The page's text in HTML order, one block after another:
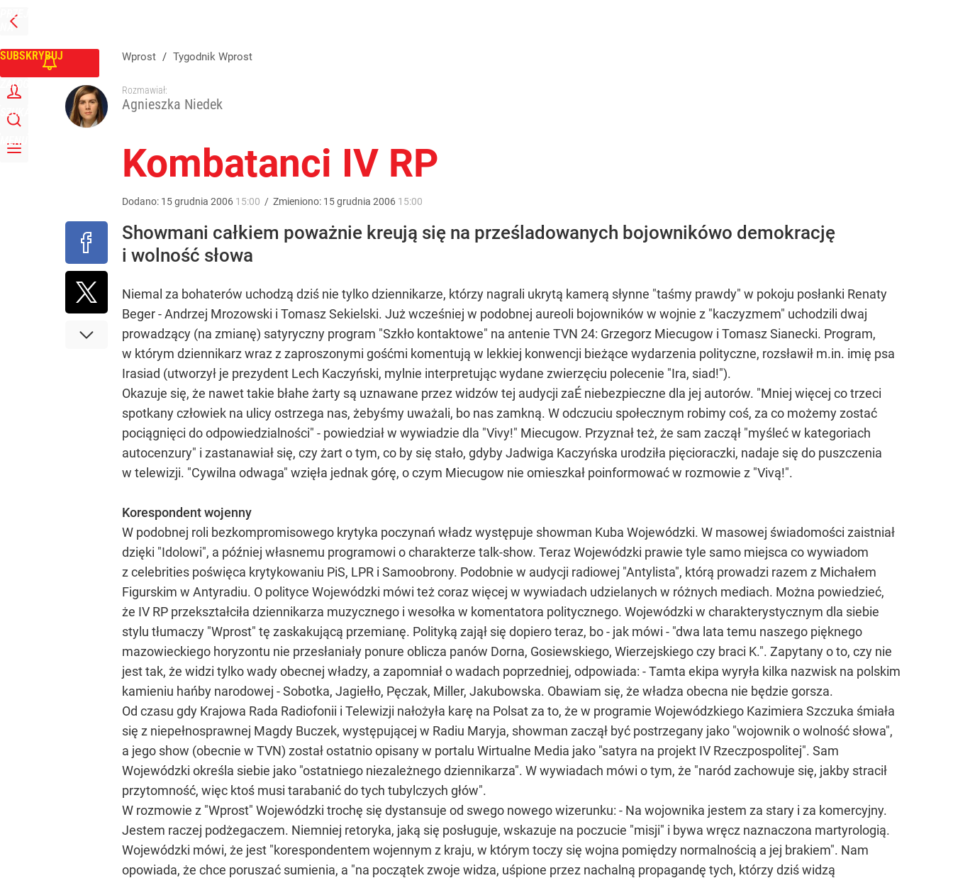
PRZEJDŹ
NA
GŁÓWNĄ
SUBSKRYBUJ
ZALOGUJ
SZUKAJ
MENU
Wprost / Tygodnik Wprost
Rozmawiał:
Agnieszka Niedek
Kombatanci IV RP
Dodano: 15grudnia 2006 15:00 / Zmieniono: 15grudnia 2006 15:00
Showmani całkiem poważnie kreują się na prześladowanych bojownikówo demokrację
i wolność słowa
Niemal za bohaterów uchodzą dziś nie tylko dziennikarze, którzy nagrali ukrytą kamerą słynne "taśmy prawdy" w pokoju posłanki Renaty
Beger - Andrzej Mrozowski i Tomasz Sekielski. Już wcześniej w podobnej aureoli bojowników w wojnie z "kaczyzmem" uchodzili dwaj
prowadzący (na zmianę) satyryczny program "Szkło kontaktowe" na antenie TVN 24: Grzegorz Miecugow i Tomasz Sianecki. Program,
w którym dziennikarz wraz z zaproszonymi gośćmi komentują w lekkiej konwencji bieżące wydarzenia polityczne, rozsławił m.in. imię psa
Irasiad (utworzył je prezydent Lech Kaczyński, mylnie interpretując wydane zwierzęciu polecenie "Ira, siad!").
Okazuje się, że nawet takie błahe żarty są uznawane przez widzów tej audycji zaÉ niebezpieczne dla jej autorów. "Mniej więcej co trzeci
spotkany człowiek na ulicy ostrzega nas, żebyśmy uważali, bo nas zamkną. W odczuciu społecznym robimy coś, za co możemy zostać
pociągnięci do odpowiedzialności" - powiedział w wywiadzie dla "Vivy!" Miecugow. Przyznał też, że sam zaczął "myśleć w kategoriach
autocenzury" i zastanawiał się, czy żart o tym, co by się stało, gdyby Jadwiga Kaczyńska urodziła pięcioraczki, nadaje się do puszczenia
w telewizji. "Cywilna odwaga" wzięła jednak górę, o czym Miecugow nie omieszkał poinformować w rozmowie z "Vivą!".
Korespondent wojenny
W podobnej roli bezkompromisowego krytyka poczynań władz występuje showman Kuba Wojewódzki. W masowej świadomości zaistniał
dzięki "Idolowi", a później własnemu programowi o charakterze talk-show. Teraz Wojewódzki prawie tyle samo miejsca co wywiadom
z celebrities poświęca krytykowaniu PiS, LPR i Samoobrony. Podobnie w audycji radiowej "Antylista", którą prowadzi razem z Michałem
Figurskim w Antyradiu. O polityce Wojewódzki mówi też coraz więcej w wywiadach udzielanych w różnych mediach. Można powiedzieć,
że IV RP przekształciła dziennikarza muzycznego i wesołka w komentatora politycznego. Wojewódzki w charakterystycznym dla siebie
stylu tłumaczy "Wprost" tę zaskakującą przemianę. Polityką zajął się dopiero teraz, bo - jak mówi - "dwa lata temu naszego pięknego
mazowieckiego horyzontu nie przesłaniały ponure oblicza panów Dorna, Gosiewskiego, Wierzejskiego czy braci K.". Zapytany o to, czy nie
jest tak, że widzi tylko wady obecnej władzy, a zapomniał o wadach poprzedniej, odpowiada: - Tamta ekipa wyryła kilka nazwisk na polskim
kamieniu hańby narodowej - Sobotka, Jagiełło, Pęczak, Miller, Jakubowska. Obawiam się, że władza obecna nie będzie gorsza.
Od czasu gdy Krajowa Rada Radiofonii i Telewizji nałożyła karę na Polsat za to, że w programie Wojewódzkiego Kazimiera Szczuka śmiała
się z niepełnosprawnej Magdy Buczek, występującej w Radiu Maryja, showman zaczął być postrzegany jako "wojownik o wolność słowa",
a jego show (obecnie w TVN) został ostatnio opisany w portalu Wirtualne Media jako "satyra na projekt IV Rzeczpospolitej". Sam
Wojewódzki określa siebie jako "ostatniego niezależnego dziennikarza". W wywiadach mówi o tym, że "naród zachowuje się, jakby stracił
przytomność, więc ktoś musi tarabanić do tych tubylczych głów".
W rozmowie z "Wprost" Wojewódzki trochę się dystansuje od swego nowego wizerunku: - Na wojownika jestem za stary i za komercyjny.
Jestem raczej podżegaczem. Niemniej retoryka, jaką się posługuje, wskazuje na poczucie "misji" i bywa wręcz naznaczona martyrologią.
Wojewódzki mówi, że jest "korespondentem wojennym z kraju, w którym toczy się wojna pomiędzy normalnością a jej brakiem". Nam
opowiada, że chce poruszać sumienia, a "na początek zwoje widza, uśpione przez nachalną propagandę tych, którzy dziś widzą